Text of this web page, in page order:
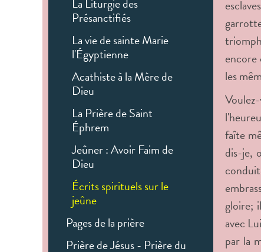
La Liturgie des
Présanctifiés
La vie de sainte Marie
l'Égyptienne
Acathiste à la Mère de
Dieu
La Prière de Saint
Éphrem
Jeûner : Avoir Faim de
Dieu
Écrits spirituels sur le
jeûne
Pages de la prière
Prière de Jésus - Prière du
encore
les
faîte
dis-je,
gloire;
avec
par la